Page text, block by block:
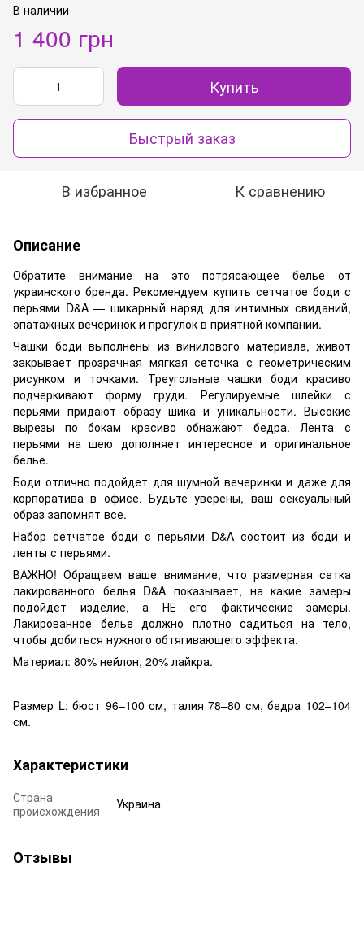
В наличии
1 400 грн
Купить
Быстрый заказ
В избранное К сравнению
Описание
Обратите внимание на это потрясающее белье от
украинского бренда. Рекомендуем купить сетчатое боди с
перьями D&A — шикарный наряд для интимных свиданий,
эпатажных вечеринок и прогулок в приятной компании.
Чашки боди выполнены из винилового материала, живот
закрывает прозрачная мягкая сеточка с геометрическим
рисунком и точками. Треугольные чашки боди красиво
подчеркивают форму груди. Регулируемые шлейки с
перьями придают образу шика и уникальности. Высокие
вырезы по бокам красиво обнажают бедра. Лента с
перьями на шею дополняет интересное и оригинальное
белье.
Боди отлично подойдет для шумной вечеринки и даже для
корпоратива в офисе. Будьте уверены, ваш сексуальный
образ запомнят все.
Набор сетчатое боди с перьями D&A состоит из боди и
ленты с перьями.
ВАЖНО! Обращаем ваше внимание, что размерная сетка
лакированного белья D&A показывает, на какие замеры
подойдет изделие, а НЕ его фактические замеры.
Лакированное белье должно плотно садиться на тело,
чтобы добиться нужного обтягивающего эффекта.
Материал: 80% нейлон, 20% лайкра.
Размер L: бюст 96–100 см, талия 78–80 см, бедра 102–104
см.
Характеристики
Страна
происхождения
Украина
Отзывы